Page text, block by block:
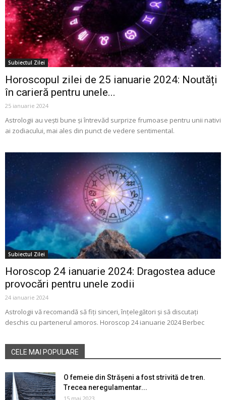
Subiectul Zilei
Horoscopul zilei de 25 ianuarie 2024: Noutăți
în carieră pentru unele...
25 ianuarie 2024
Astrologii au veşti bune şi întrevăd surprize frumoase pentru unii nativi
ai zodiacului, mai ales din punct de vedere sentimental.
Subiectul Zilei
Horoscop 24 ianuarie 2024: Dragostea aduce
provocări pentru unele zodii
24 ianuarie 2024
Astrologii vă recomandă să fiţi sinceri, înţelegători şi să discutaţi
deschis cu partenerul amoros. Horoscop 24 ianuarie 2024 Berbec
CELE MAI POPULARE
O femeie din Strășeni a fost strivită de tren.
Trecea neregulamentar...
15 mai 2023